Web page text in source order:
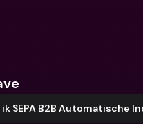
SEPA B2B Automatische